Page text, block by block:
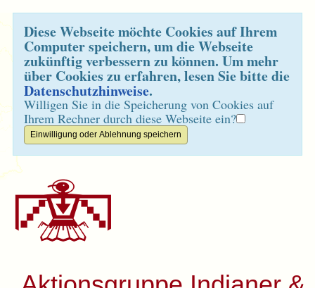
Diese Webseite möchte Cookies auf Ihrem
Computer speichern, um die Webseite
zukünftig verbessern zu können. Um mehr
über Cookies zu erfahren, lesen Sie bitte die
Datenschutzhinweise.
Willigen Sie in die Speicherung von Cookies auf
Ihrem Rechner durch diese Webseite ein?